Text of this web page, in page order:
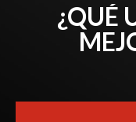
¿QUÉ